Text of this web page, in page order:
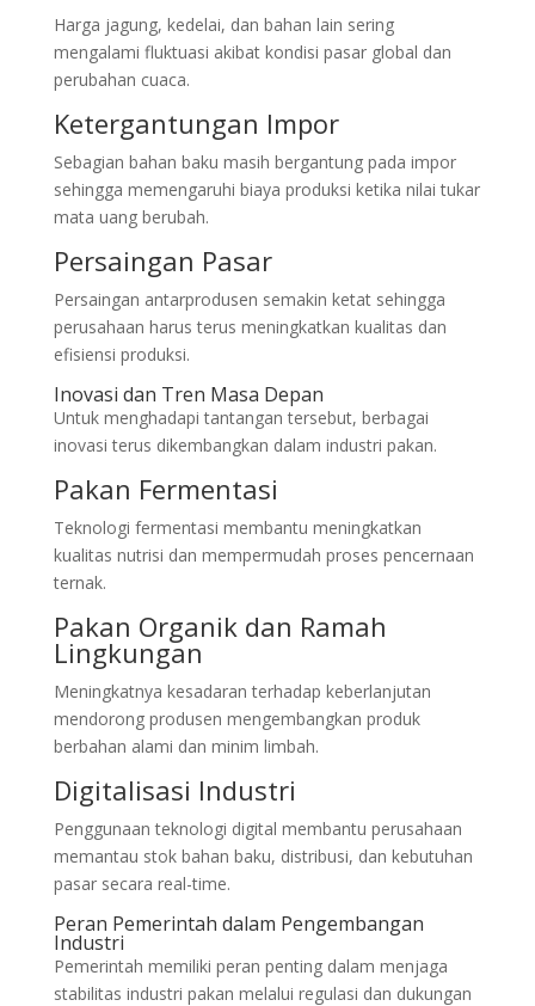
Harga jagung, kedelai, dan bahan lain sering
mengalami fluktuasi akibat kondisi pasar global dan
perubahan cuaca.
Ketergantungan Impor
Sebagian bahan baku masih bergantung pada impor
sehingga memengaruhi biaya produksi ketika nilai tukar
mata uang berubah.
Persaingan Pasar
Persaingan antarprodusen semakin ketat sehingga
perusahaan harus terus meningkatkan kualitas dan
efisiensi produksi.
Inovasi dan Tren Masa Depan
Untuk menghadapi tantangan tersebut, berbagai
inovasi terus dikembangkan dalam industri pakan.
Pakan Fermentasi
Teknologi fermentasi membantu meningkatkan
kualitas nutrisi dan mempermudah proses pencernaan
ternak.
Pakan Organik dan Ramah
Lingkungan
Meningkatnya kesadaran terhadap keberlanjutan
mendorong produsen mengembangkan produk
berbahan alami dan minim limbah.
Digitalisasi Industri
Penggunaan teknologi digital membantu perusahaan
memantau stok bahan baku, distribusi, dan kebutuhan
pasar secara real-time.
Peran Pemerintah dalam Pengembangan
Industri
Pemerintah memiliki peran penting dalam menjaga
stabilitas industri pakan melalui regulasi dan dukungan